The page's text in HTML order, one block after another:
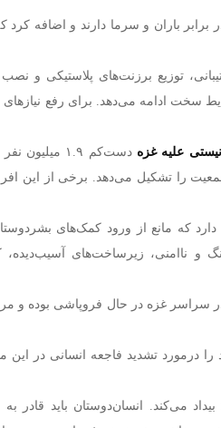
باران و سرما دارند و اضافه کرد
توزیع برزنت‌های پلاستیکی و نصب
سخت ادامه می‌دهد. برای رفع نیاز‌های
علیه غزه
دست‌کم ۱.۹ میلیون
که مانع از ورود کمک‌های
ناامنی، زیرساخت‌های آسیب‌دیده،
سراسر غزه در حال فروپاشی بوده و
را درمورد تشدید فاجعه انسانی در این
می‌کند. انسان‌دوستان باید قادر به